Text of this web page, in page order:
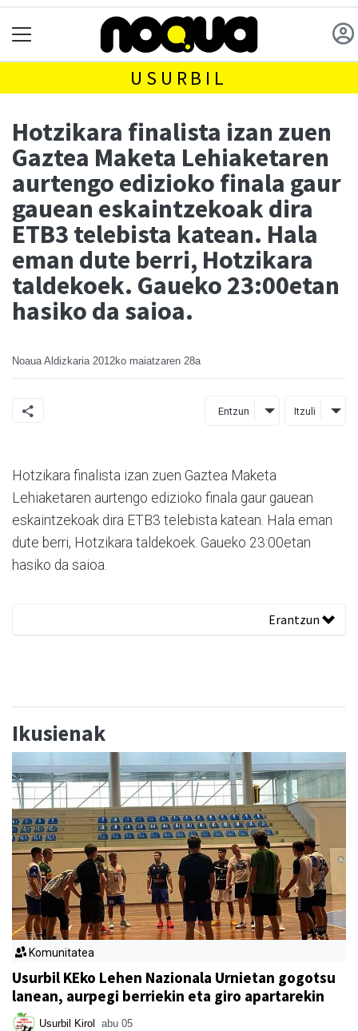
USURBIL
Hotzikara finalista izan zuen
Gaztea Maketa Lehiaketaren
aurtengo edizioko finala gaur
gauean eskaintzekoak dira
ETB3 telebista katean. Hala
eman dute berri, Hotzikara
taldekoek. Gaueko 23:00etan
hasiko da saioa.
Noaua Aldizkaria 2012ko maiatzaren 28a
Entzun Itzuli
Hotzikara finalista izan zuen Gaztea Maketa
Lehiaketaren aurtengo edizioko finala gaur gauean
eskaintzekoak dira ETB3 telebista katean. Hala eman
dute berri, Hotzikara taldekoek. Gaueko 23:00etan
hasiko da saioa.
Erantzun
Ikusienak
Komunitatea
Usurbil KEko Lehen Nazionala Urnietan gogotsu
lanean, aurpegi berriekin eta giro apartarekin
Usurbil Kirol abu 05